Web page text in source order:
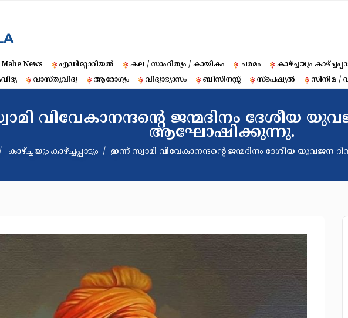
Mahe News എഡിറ്റോറിയൽ കല / സാഹിത്യം / കായികം ചരമം കാഴ്ച്ചയും
വാസ്തുവിദ്യ ആരോഗ്യം വിദ്യാഭ്യാസം ബിസിനസ്സ് സ്‌പെഷ്യൽ സിനിമ /
വിവേകാനന്ദൻ്റെ ജന്മദിനം ദേശീയ
ആഘോഷിക്കുന്നു.
കാഴ്ച്ചയും കാഴ്ച്ചപ്പാടും ഇന്ന് സ്വാമി വിവേകാനന്ദൻ്റെ ജന്മദിനം ദേശീയ യുവജന